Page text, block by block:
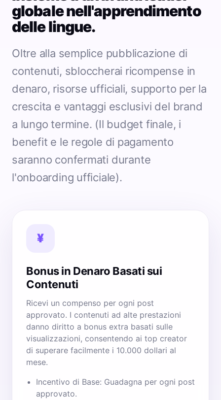
globale nell'apprendimento
delle lingue.
Oltre alla semplice pubblicazione di
contenuti, sbloccherai ricompense in
denaro, risorse ufficiali, supporto per la
crescita e vantaggi esclusivi del brand
a lungo termine. (Il budget finale, i
benefit e le regole di pagamento
saranno confermati durante
l'onboarding ufficiale).
¥
Bonus in Denaro Basati sui
Contenuti
Ricevi un compenso per ogni post
approvato. I contenuti ad alte prestazioni
danno diritto a bonus extra basati sulle
visualizzazioni, consentendo ai top creator
di superare facilmente i 10.000 dollari al
mese.
Incentivo di Base: Guadagna per ogni post
approvato.